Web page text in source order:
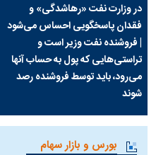
در وزارت نفت «رهاشدگی» و
فقدان پاسخگویی احساس می‌شود
| فروشنده نفت وزیر است و
تراستی‌هایی که پول به حساب آنها
می‌رود، باید توسط فروشنده رصد
شوند
بورس و بازار سهام